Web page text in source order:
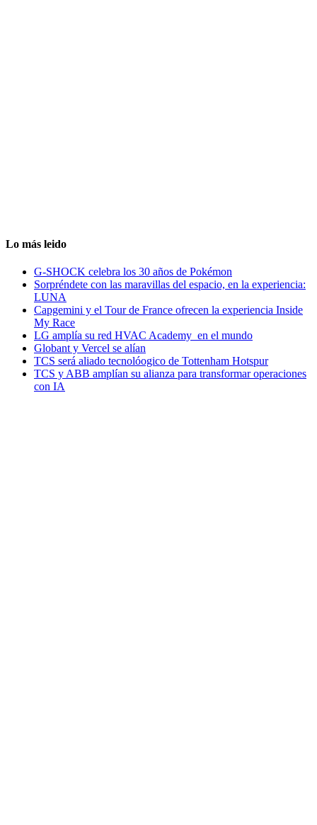
Lo más leido
G-SHOCK celebra los 30 años de Pokémon
Sorpréndete con las maravillas del espacio, en la experiencia:
LUNA
Capgemini y el Tour de France ofrecen la experiencia Inside
My Race
LG amplía su red HVAC Academy en el mundo
Globant y Vercel se alían
TCS será aliado tecnolóogico de Tottenham Hotspur
TCS y ABB amplían su alianza para transformar operaciones
con IA